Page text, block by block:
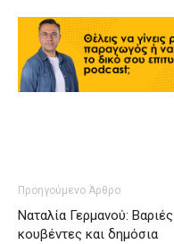
Προηγούμενο Άρθρο
Ναταλία Γερμανού: Βαριές
κουβέντες και δημόσια